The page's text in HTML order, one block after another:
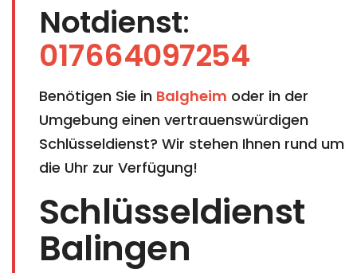
Notdienst:
017664097254
Benötigen Sie in Balgheim oder in der
Umgebung einen vertrauenswürdigen
Schlüsseldienst? Wir stehen Ihnen rund um
die Uhr zur Verfügung!
Schlüsseldienst
Balingen